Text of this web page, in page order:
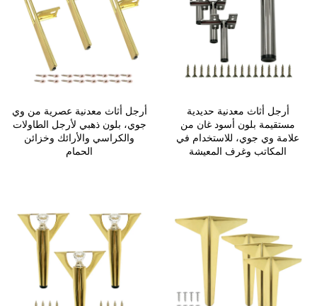
أرجل أثاث معدنية حديدية
مستقيمة بلون أسود غان من
علامة وي جوي، للاستخدام في
المكاتب وغرف المعيشة
أرجل أثاث معدنية عصرية من وي
جوي، بلون ذهبي لأرجل الطاولات
والكراسي والأرائك وخزائن
الحمام